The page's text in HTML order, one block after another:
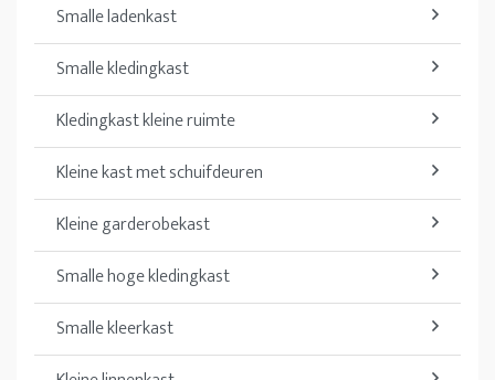
Smalle ladenkast
Smalle kledingkast
Kledingkast kleine ruimte
Kleine kast met schuifdeuren
Kleine garderobekast
Smalle hoge kledingkast
Smalle kleerkast